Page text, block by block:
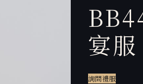
宴服
詢問禮服